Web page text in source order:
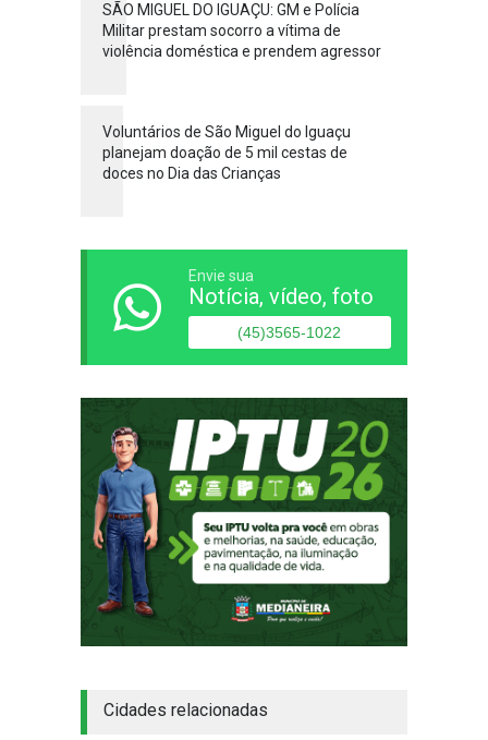
SÃO MIGUEL DO IGUAÇU: GM e Polícia
Militar prestam socorro a vítima de
violência doméstica e prendem agressor
Voluntários de São Miguel do Iguaçu
planejam doação de 5 mil cestas de
doces no Dia das Crianças
Envie sua
Notícia, vídeo, foto
(45)3565-1022
Cidades relacionadas